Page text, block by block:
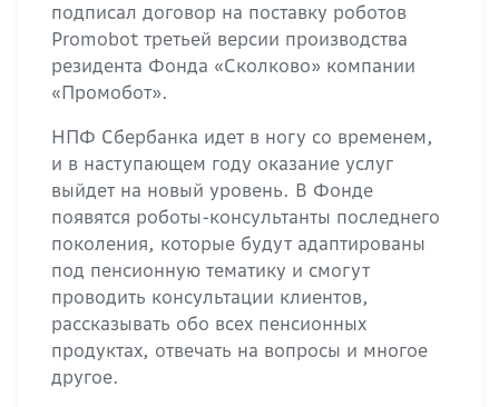
подписал договор на поставку роботов
Promobot третьей версии производства
резидента Фонда «Сколково» компании
«Промобот».
НПФ Сбербанка идет в ногу со временем,
и в наступающем году оказание услуг
выйдет на новый уровень. В Фонде
появятся роботы-консультанты последнего
поколения, которые будут адаптированы
под пенсионную тематику и смогут
проводить консультации клиентов,
рассказывать обо всех пенсионных
продуктах, отвечать на вопросы и многое
другое.